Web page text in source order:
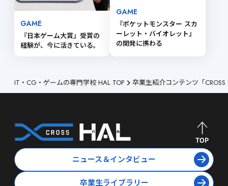
GAME
『日本ゲーム大賞』受賞の
経験が、今に活きている。
GAME
『ポケットモンスター スカ
ーレット・バイオレット』
の開発に携わる
IT・CG・ゲームの専門学校 HAL TOP 卒業生紹介コンテンツ「CROSS
ニュース＆インタビュー
卒業生ライブラリー